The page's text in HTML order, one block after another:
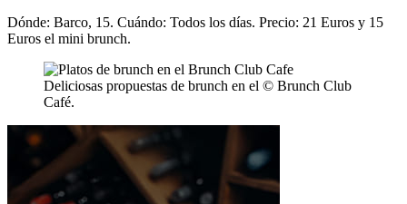
Dónde: Barco, 15. Cuándo: Todos los días. Precio: 21 Euros y 15
Euros el mini brunch.
Deliciosas propuestas de brunch en el © Brunch Club
Café.